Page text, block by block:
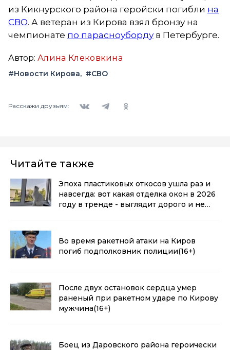
из Кикнурского района геройски погибли на
СВО. А ветеран из Кирова взял бронзу на
чемпионате по парасноубордув Петербурге.
Автор: Алина Клековкина
#Новости Кирова #СВО
Расскажи друзьям:
Читайте также
Эпоха пластиковых откосов ушла раз и
навсегда: вот какая отделка окон в 2026
году в тренде - выглядит дорого и не
Во время ракетной атаки на Киров
погиб подполковник полиции(16+)
После двух остановок сердца умер
раненый при ракетном ударе по Кирову
мужчина(16+)
Боец из Даровского района героически